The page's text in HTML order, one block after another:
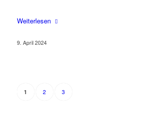
Weiterlesen
9. April 2024
1 2 3